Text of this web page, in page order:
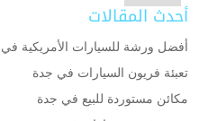
أحدث المقالات
أفضل ورشة للسيارات الأمريكية
تعبئة فريون السيارات في جدة
مكائن مستوردة للبيع في جدة